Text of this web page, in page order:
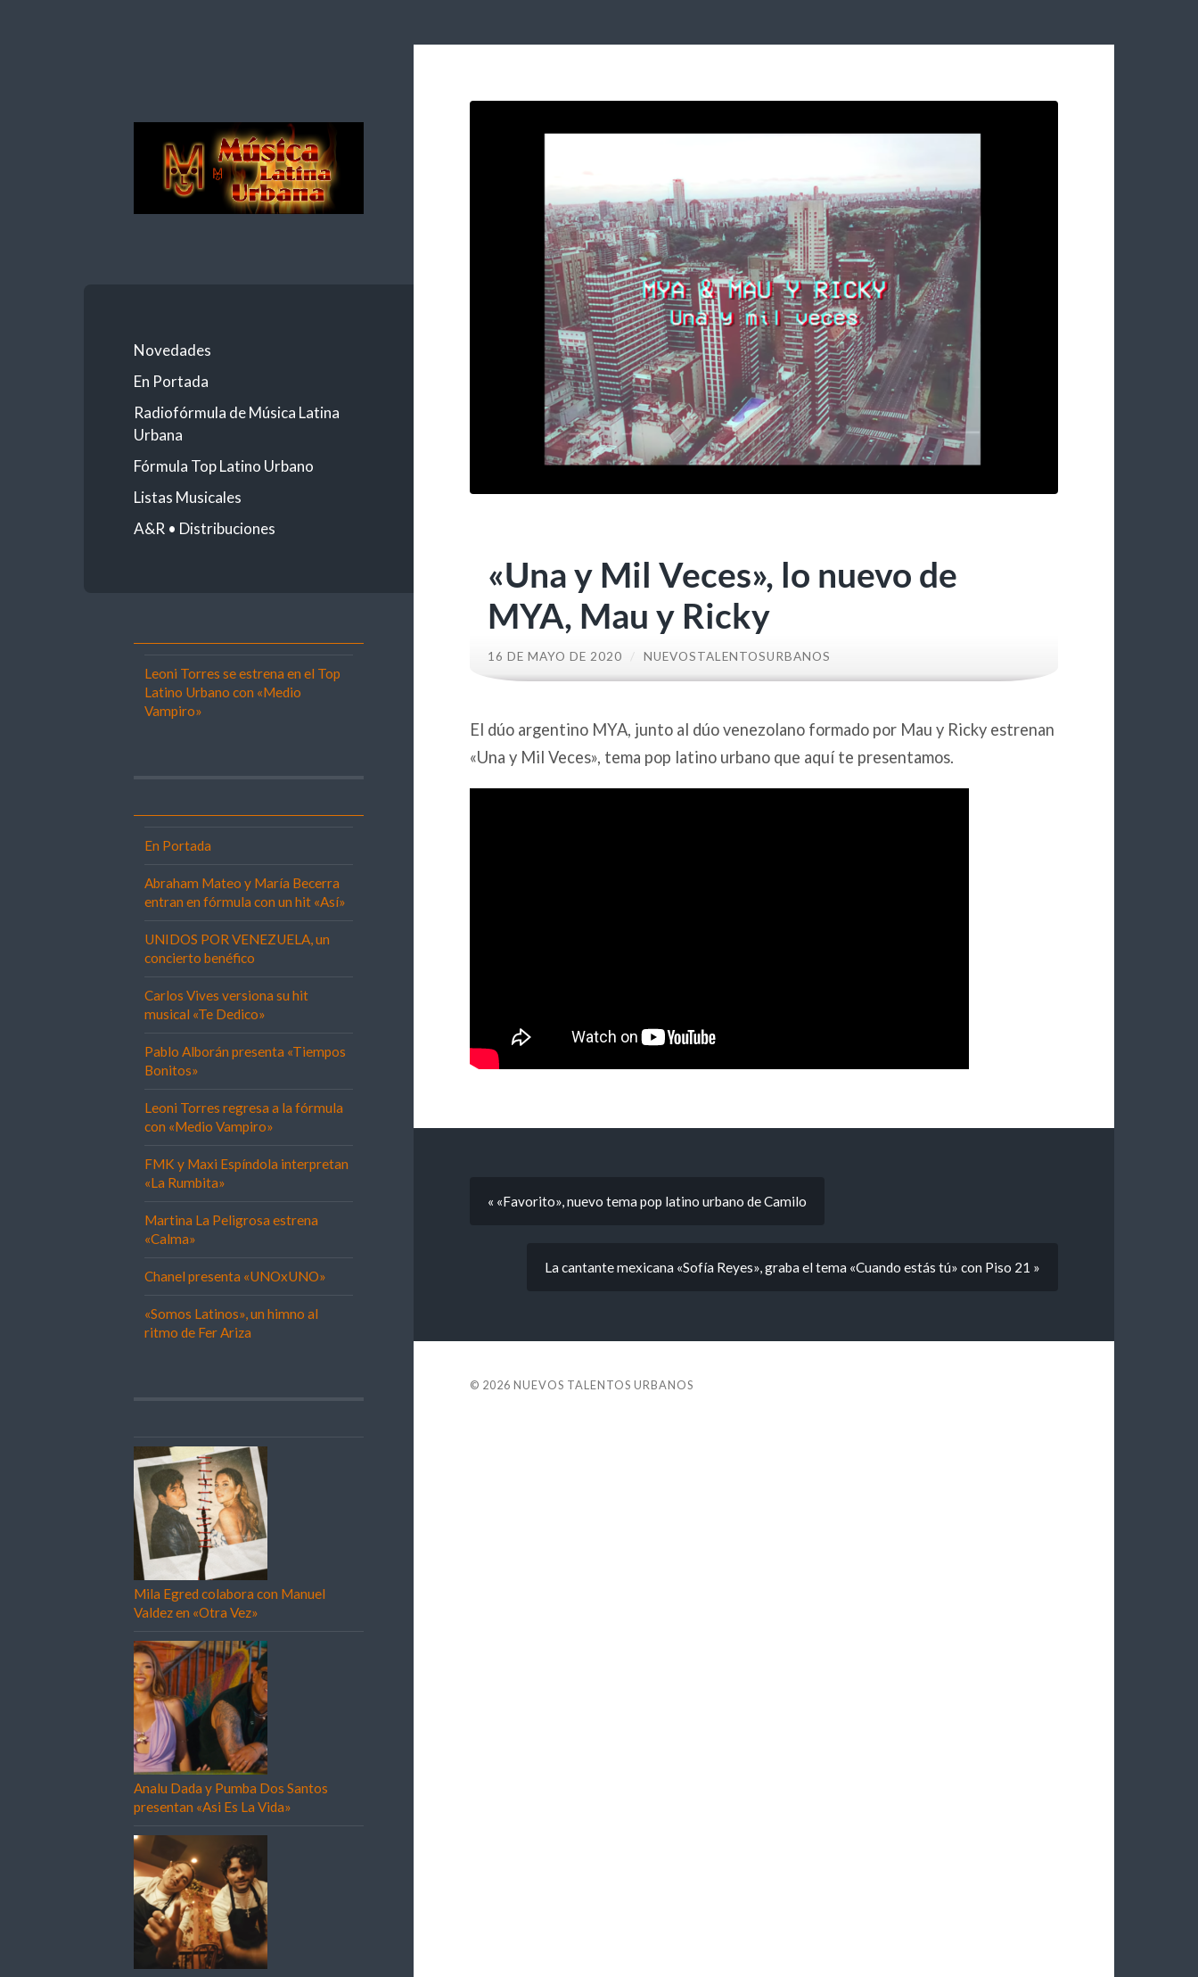
Novedades
En Portada
Radiofórmula de Música Latina
Urbana
Fórmula Top Latino Urbano
Listas Musicales
A&R • Distribuciones
Leoni Torres se estrena en el Top
Latino Urbano con «Medio
Vampiro»
En Portada
Abraham Mateo y María Becerra
entran en fórmula con un hit «Así»
UNIDOS POR VENEZUELA, un
concierto benéfico
Carlos Vives versiona su hit
musical «Te Dedico»
Pablo Alborán presenta «Tiempos
Bonitos»
Leoni Torres regresa a la fórmula
con «Medio Vampiro»
FMK y Maxi Espíndola interpretan
«La Rumbita»
Martina La Peligrosa estrena
«Calma»
Chanel presenta «UNOxUNO»
«Somos Latinos», un himno al
ritmo de Fer Ariza
Mila Egred colabora con Manuel
Valdez en «Otra Vez»
Analu Dada y Pumba Dos Santos
presentan «Asi Es La Vida»
«Una y Mil Veces», lo nuevo de
MYA, Mau y Ricky
16 DE MAYO DE 2020 / NUEVOSTALENTOSURBANOS
El dúo argentino MYA, junto al dúo venezolano formado por Mau y Ricky estrenan
«Una y Mil Veces», tema pop latino urbano que aquí te presentamos.
« «Favorito», nuevo tema pop latino urbano de Camilo
La cantante mexicana «Sofía Reyes», graba el tema «Cuando estás tú» con Piso 21 »
© 2026 NUEVOS TALENTOS URBANOS